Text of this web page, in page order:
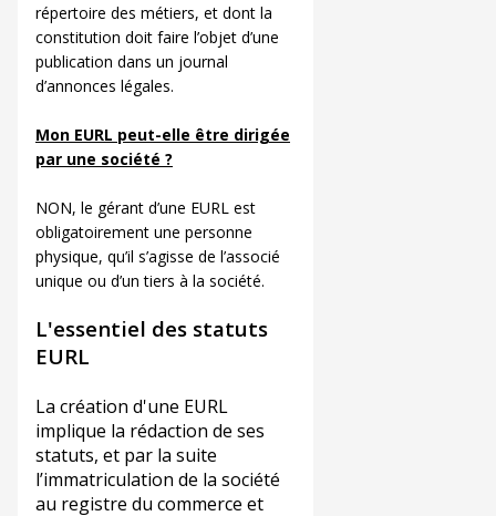
répertoire des métiers, et dont la
constitution doit faire l’objet d’une
publication dans un journal
d’annonces légales.
Mon EURL peut-elle être dirigée
par une société ?
NON, le gérant d’une EURL est
obligatoirement une personne
physique, qu’il s’agisse de l’associé
unique ou d’un tiers à la société.
L'essentiel des statuts
EURL
La création d'une EURL
implique la rédaction de ses
statuts, et par la suite
l’immatriculation de la société
au registre du commerce et